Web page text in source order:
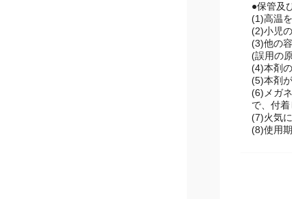
ン硬化
●保管及
(1)高温
(2)小児
(3)他の
(誤用の
(4)本剤
(5)本剤
(6)メガ
付着し